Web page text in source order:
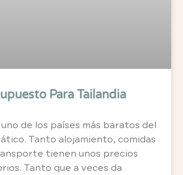
Para Tailandia
de los países más baratos del
Tanto alojamiento, comidas
tienen unos precios
Tanto que a veces da